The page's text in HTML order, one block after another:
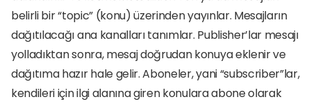
belirli bir “topic” (konu) üzerinden yayınlar. Mesajların
dağıtılacağı ana kanalları tanımlar. Publisher’lar mesajı
yolladıktan sonra, mesaj doğrudan konuya eklenir ve
dağıtıma hazır hale gelir. Aboneler, yani “subscriber”lar,
kendileri için ilgi alanına giren konulara abone olarak